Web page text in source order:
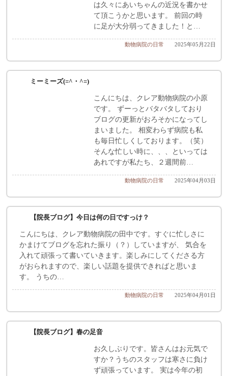
は久々にあいちゃんの近況を書かせ
て頂こうかと思います。 前回の時
に足が大分弱ってきました！と…
2025年05月22日
動物病院の日常
ミーミーズ(=^・^=)
こんにちは、クレア動物病院の小原
です。 ずーっとバタバタしており
ブログの更新がおろそかになってし
まいました。 相変わらず病院も私
も毎日忙しくしております。（笑）
そんな忙しい時に、、、といっては
あれですが私たち、２週間前…
2025年04月03日
動物病院の日常
【院長ブログ】今日は何の日ですっけ？
こんにちは、クレア動物病院の田中です。すぐに忙しさに
かまけてブログを忘れた振り（？）していますが、 気合を
入れて頑張って書いていきます。楽しみにしてくださる方
がおられますので、楽しい話題を提供できればと思いま
す。 うちの…
2025年04月01日
動物病院の日常
【院長ブログ】春の足音
お久しぶりです。皆さんはお元気で
すか？うちのスタッフは寒さに負け
ず頑張っています。 実は今年の初